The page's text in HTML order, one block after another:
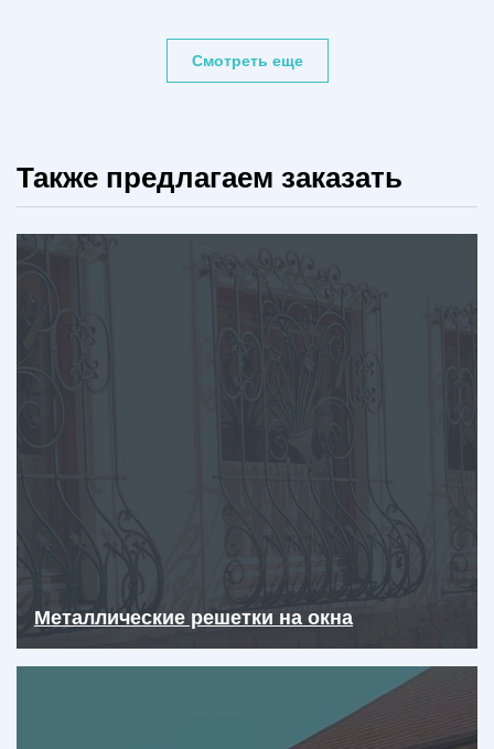
Смотреть еще
Также предлагаем заказать
Металлические решетки на окна